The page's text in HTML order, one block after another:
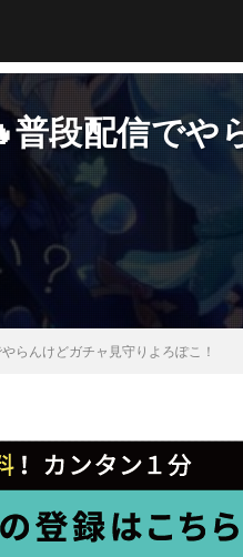
普段配信でや
らんけどガチャ見守りよろぽこ！